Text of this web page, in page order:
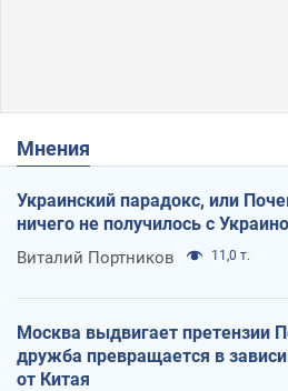
Мнения
Украинский парадокс, или
ничего не получилось с
Виталий Портников 11,0 т.
Москва выдвигает претензии
дружба превращается в
от Китая